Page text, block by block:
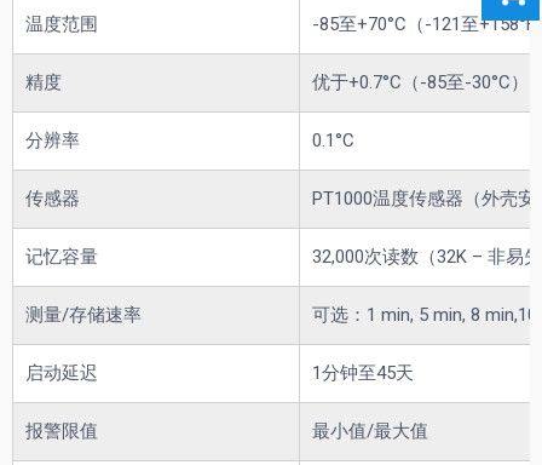
温度范围 -85至+70°C（-121至+158°F
精度 优于+0.7°C（-85至-30°C）
分辨率 0.1°C
传感器 PT1000温度传感器（外壳
记忆容量 32,000次读数（32K – 非易
测量/存储速率 可选：1 min, 5 min, 8
启动延迟 1分钟至45天
报警限值 最小值/最大值